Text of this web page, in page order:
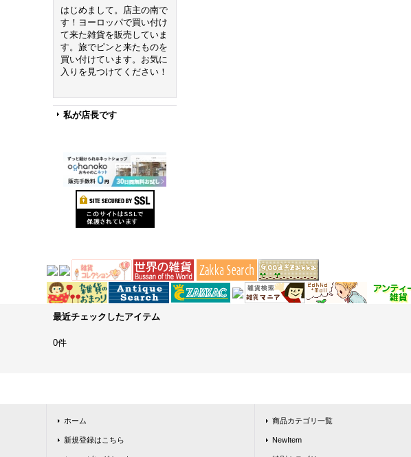
はじめまして。店主の南で
す！ヨーロッパで買い付け
て来た雑貨を販売していま
す。旅でピンと来たものを
買い付けています。お気に
入りを見つけてください！
私が店長です
最近チェックしたアイテム
0件
ホーム
新規登録はこちら
商品カテゴリ一覧
NewItem